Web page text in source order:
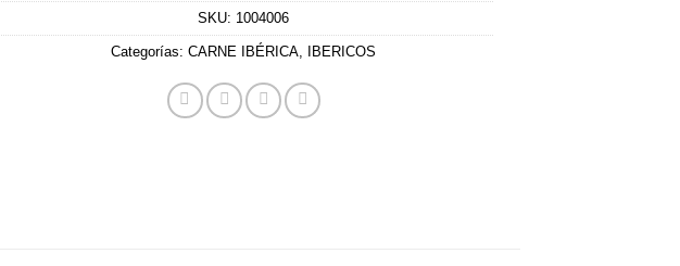
SKU: 1004006
Categorías: CARNE IBÉRICA, IBERICOS